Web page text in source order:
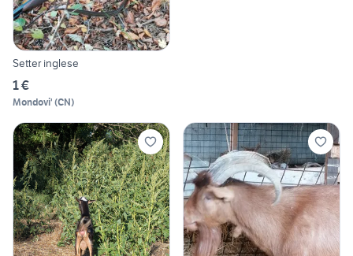
Setter inglese
1 €
Mondovi' (CN)